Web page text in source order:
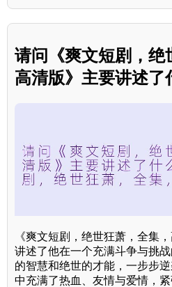
请问《爽文短剧，绝
高清版》主要讲述了
《爽文短剧，绝世狂萧，全集
讲述了他在一个充满斗争与挑
的智慧和绝世的才能，一步步
中充满了热血、友情与爱情，